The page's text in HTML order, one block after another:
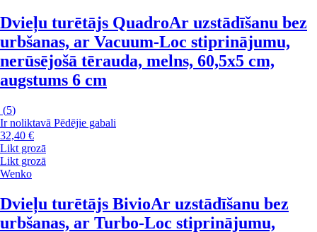
Dvieļu turētājs QuadroAr uzstādīšanu bez
urbšanas, ar Vacuum-Loc stiprinājumu,
nerūsējošā tērauda, melns, 60,5x5 cm,
augstums 6 cm
(5)
Ir noliktavā Pēdējie gabali
32,40 €
Likt grozā
Likt grozā
Wenko
Dvieļu turētājs BivioAr uzstādīšanu bez
urbšanas, ar Turbo-Loc stiprinājumu,